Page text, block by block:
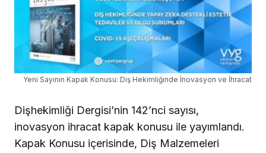
Yeni Sayının Kapak Konusu: Diş Hekimliğinde İnovasyon ve İhracat
Dişhekimliği Dergisi’nin 142’nci sayısı,
inovasyon ihracat kapak konusu ile yayımlandı.
Kapak Konusu içerisinde, Diş Malzemeleri